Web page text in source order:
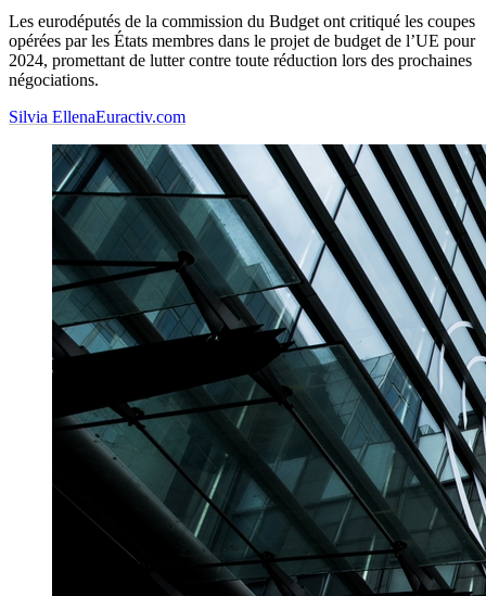
Les eurodéputés de la commission du Budget ont critiqué les coupes
opérées par les États membres dans le projet de budget de l’UE pour
2024, promettant de lutter contre toute réduction lors des prochaines
négociations.
Silvia EllenaEuractiv.com